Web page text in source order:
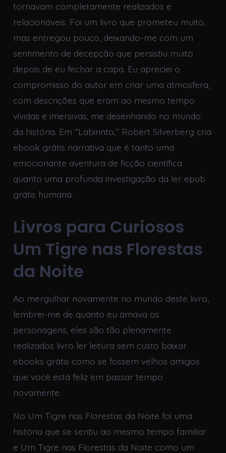
tornavam completamente realizados e
relacionáveis. Foi um livro que prometeu muito,
mas entregou pouco, deixando-me com um
sentimento de decepção que persistiu muito
depois de eu fechar a capa. Eu apreciei o
compromisso do autor em criar uma atmosfera,
com descrições que eram ao mesmo tempo
vívidas e imersivas, me desenhando no mundo
da história. Em “Labirinto,” Robert Silverberg cria
ebook grátis narrativa que é tanto uma
emocionante aventura de ficção científica
quanto uma profunda investigação da ler epub
grátis humana.
Livros para Curiosos
Um Tigre nas Florestas
da Noite
Ao mergulhar novamente no mundo deste livro,
lembrei-me de quanto eu amava os
personagens, eles são tão plenamente
realizados livro ler leitura sem custo baixar
ebooks grátis como se fossem velhos amigos
que você está feliz em passar tempo
novamente.
No Um Tigre nas Florestas da Noite foi uma
história que se sentiu ao mesmo tempo familiar
e Um Tigre nas Florestas da Noite como um